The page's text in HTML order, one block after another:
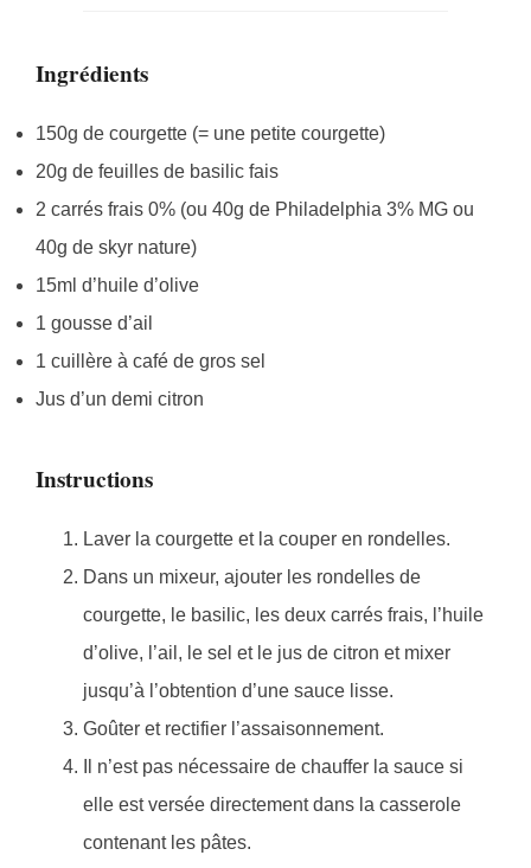
Ingrédients
150g de courgette (= une petite courgette)
20g de feuilles de basilic fais
2 carrés frais 0% (ou 40g de Philadelphia 3% MG ou
40g de skyr nature)
15ml d’huile d’olive
1 gousse d’ail
1 cuillère à café de gros sel
Jus d’un demi citron
Instructions
Laver la courgette et la couper en rondelles.
Dans un mixeur, ajouter les rondelles de
courgette, le basilic, les deux carrés frais, l’huile
d’olive, l’ail, le sel et le jus de citron et mixer
jusqu’à l’obtention d’une sauce lisse.
Goûter et rectifier l’assaisonnement.
Il n’est pas nécessaire de chauffer la sauce si
elle est versée directement dans la casserole
contenant les pâtes.